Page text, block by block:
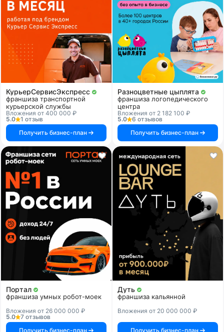
КурьерСервисЭкспресс
франшиза транспортной
курьерской службы
Вложения от 400 000 ₽
5.0
1 отзыв
Получить бизнес-план
Разноцветные цыплята
франшиза логопедического
центра
Вложения от 2 182 100 ₽
5.0
6 отзывов
Получить бизнес-план
Портал
франшиза умных робот-моек
Вложения от 26 000 000 ₽
5.0
7 отзывов
Получить бизнес-план
Дуть
франшиза кальянной
Вложения от 20 000 000 ₽
Получить бизнес-план